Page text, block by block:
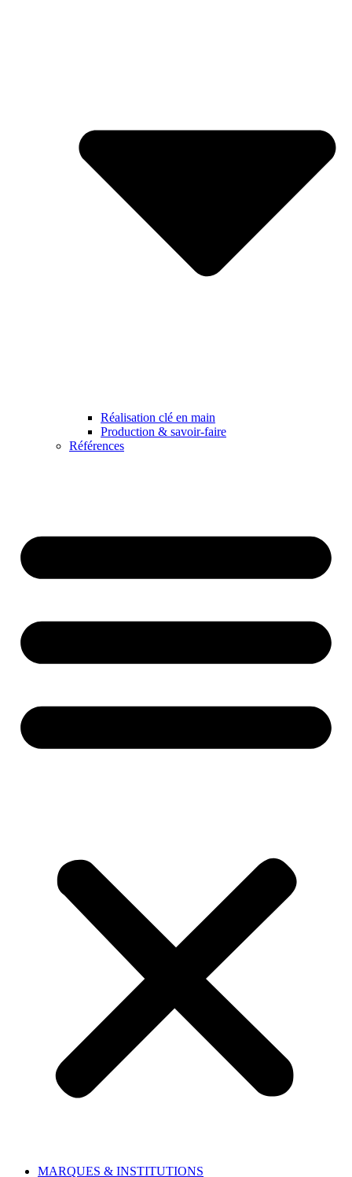
Réalisation clé en main
Production & savoir-faire
Références
MARQUES & INSTITUTIONS